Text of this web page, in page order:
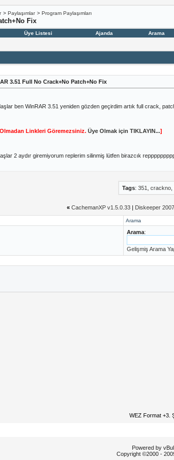
> Paylaşımlar > Program Paylaşımları
Fix
Üye Listesi Ajanda Arama
3.51 Full No Crack+No Patch+No Fix
ben WinRAR 3.51 yeniden gözden geçirdim artık full crack,
Linkleri Göremezsiniz. Üye Olmak için TIKLAYIN...]
2 aydır giremiyorum replerim silinmiş lütfen birazcık
Tags: 351 crackno,
« CachemanXP v1.5.0.33 | Diskeeper
Arama
Arama:
Gelişmiş Arama
WEZ Format +3.
Powered by
Copyright ©2000 -